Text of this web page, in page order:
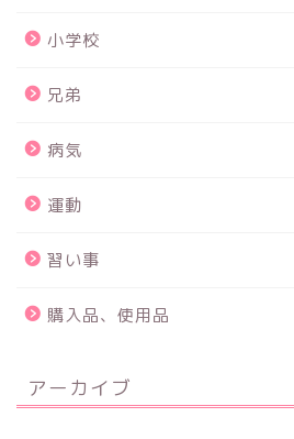
小学校
兄弟
病気
運動
習い事
購入品、使用品
アーカイブ